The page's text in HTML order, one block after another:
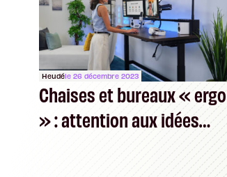
Heudéle 26 décembre 2023
Chaises et bureaux « ergo
» : attention aux idées